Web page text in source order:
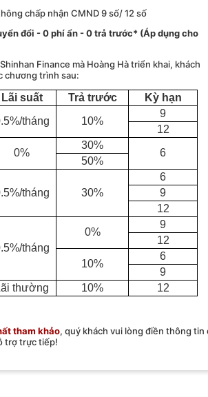
chấp nhận CMND 9 số/ 12 số
đổi - 0 phí ẩn - 0 trả trước* (Áp dụng cho
Finance mà Hoàng Hà triển khai, khách
chương trình sau:
Lãi suất Trả trước Kỳ hạn
tháng 10%
9
12
0%
30%
6
50%
tháng 30%
6
9
12
tháng
0%
9
12
10%
6
9
thường 10% 12
tham khảo, quý khách vui lòng điền thông tin
trợ trực tiếp!